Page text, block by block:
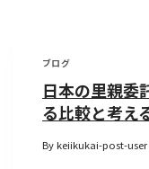
ブログ
日本の里親委
る比較と考え
Bykeiikukai-post-user